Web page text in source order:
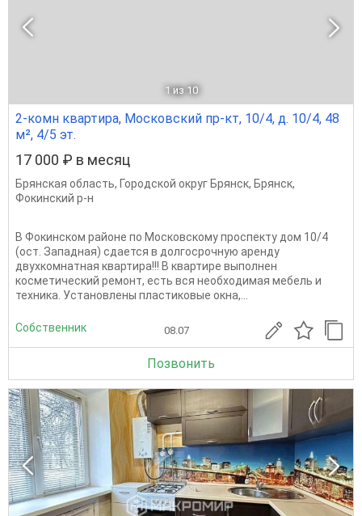
1 из 10
2-комн квартира, Московский пр-кт, 10/4, д. 10/4, 48
м², 4/5 эт.
17 000 ₽ в месяц
Брянская область, Городской округ Брянск, Брянск,
Фокинский р-н
В Фокинском районе по Московскому проспекту дом 10/4
(ост. Западная) сдается в долгосрочную аренду
двухкомнатная квартира!!! В квартире выполнен
косметический ремонт, есть вся необходимая мебель и
техника. Установлены пластиковые окна,...
Собственник 08.07
Позвонить